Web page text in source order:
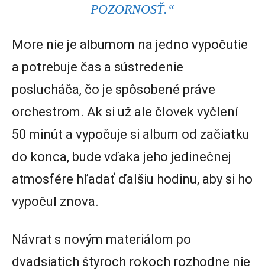
POZORNOSŤ.“
More nie je albumom na jedno vypočutie
a potrebuje čas a sústredenie
poslucháča, čo je spôsobené práve
orchestrom. Ak si už ale človek vyčlení
50 minút a vypočuje si album od začiatku
do konca, bude vďaka jeho jedinečnej
atmosfére hľadať ďalšiu hodinu, aby si ho
vypočul znova.
Návrat s novým materiálom po
dvadsiatich štyroch rokoch rozhodne nie